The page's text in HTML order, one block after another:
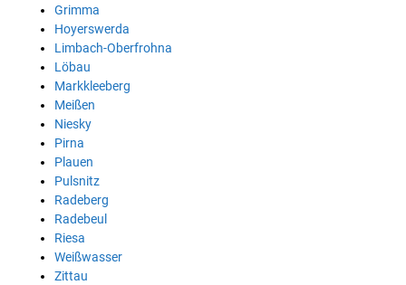
Grimma
Hoyerswerda
Limbach-Oberfrohna
Löbau
Markkleeberg
Meißen
Niesky
Pirna
Plauen
Pulsnitz
Radeberg
Radebeul
Riesa
Weißwasser
Zittau